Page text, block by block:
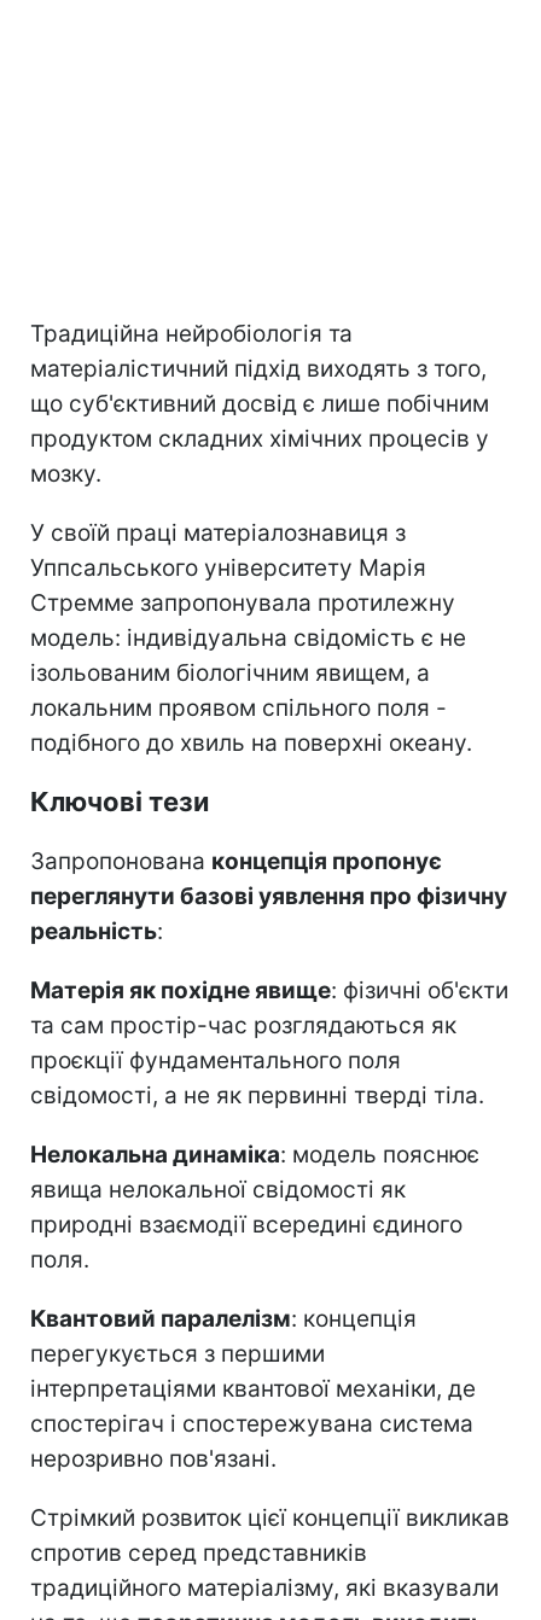
Традиційна нейробіологія та
матеріалістичний підхід виходять з того,
що суб'єктивний досвід є лише побічним
продуктом складних хімічних процесів у
мозку.
У своїй праці матеріалознавиця з
Уппсальського університету Марія
Стремме запропонувала протилежну
модель: індивідуальна свідомість є не
ізольованим біологічним явищем, а
локальним проявом спільного поля -
подібного до хвиль на поверхні океану.
Ключові тези
Запропонована концепція пропонує
переглянути базові уявлення про фізичну
реальність:
Матерія як похідне явище: фізичні об'єкти
та сам простір-час розглядаються як
проєкції фундаментального поля
свідомості, а не як первинні тверді тіла.
Нелокальна динаміка: модель пояснює
явища нелокальної свідомості як
природні взаємодії всередині єдиного
поля.
Квантовий паралелізм: концепція
перегукується з першими
інтерпретаціями квантової механіки, де
спостерігач і спостережувана система
нерозривно пов'язані.
Стрімкий розвиток цієї концепції викликав
спротив серед представників
традиційного матеріалізму, які вказували